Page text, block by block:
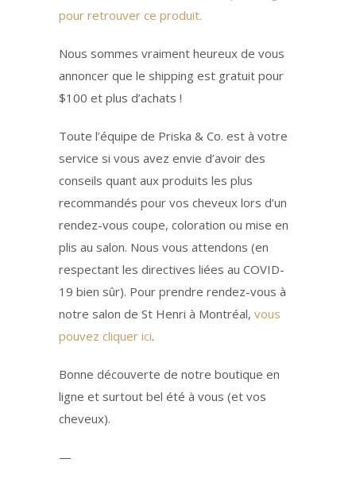
pour retrouver ce produit.
Nous sommes vraiment heureux de vous
annoncer que le shipping est gratuit pour
$100 et plus d’achats !
Toute l’équipe de Priska & Co. est à votre
service si vous avez envie d’avoir des
conseils quant aux produits les plus
recommandés pour vos cheveux lors d’un
rendez-vous coupe, coloration ou mise en
plis au salon. Nous vous attendons (en
respectant les directives liées au COVID-
19 bien sûr). Pour prendre rendez-vous à
notre salon de St Henri à Montréal, vous
pouvez cliquer ici.
Bonne découverte de notre boutique en
ligne et surtout bel été à vous (et vos
cheveux).
—